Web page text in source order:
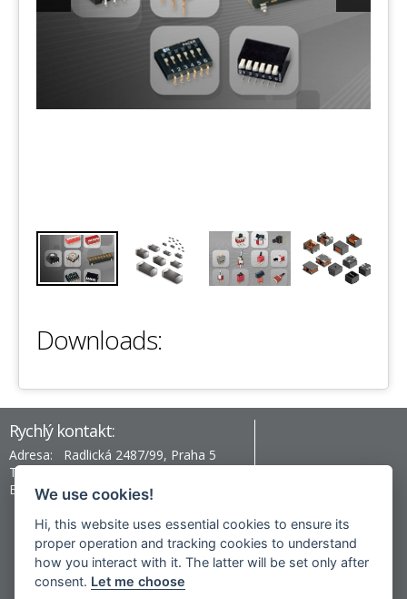
Downloads:
Rychlý kontakt:
Adresa:
Radlická 2487/99, Praha 5
Telefon:
Email:
prag@hev-electronic.com
Nepřehlédněte:
Vishay ENGINEER'S TOOLBOX
We use cookies!
Hi, this website uses essential cookies to ensure its
proper operation and tracking cookies to understand
how you interact with it. The latter will be set only after
consent. Let me choose